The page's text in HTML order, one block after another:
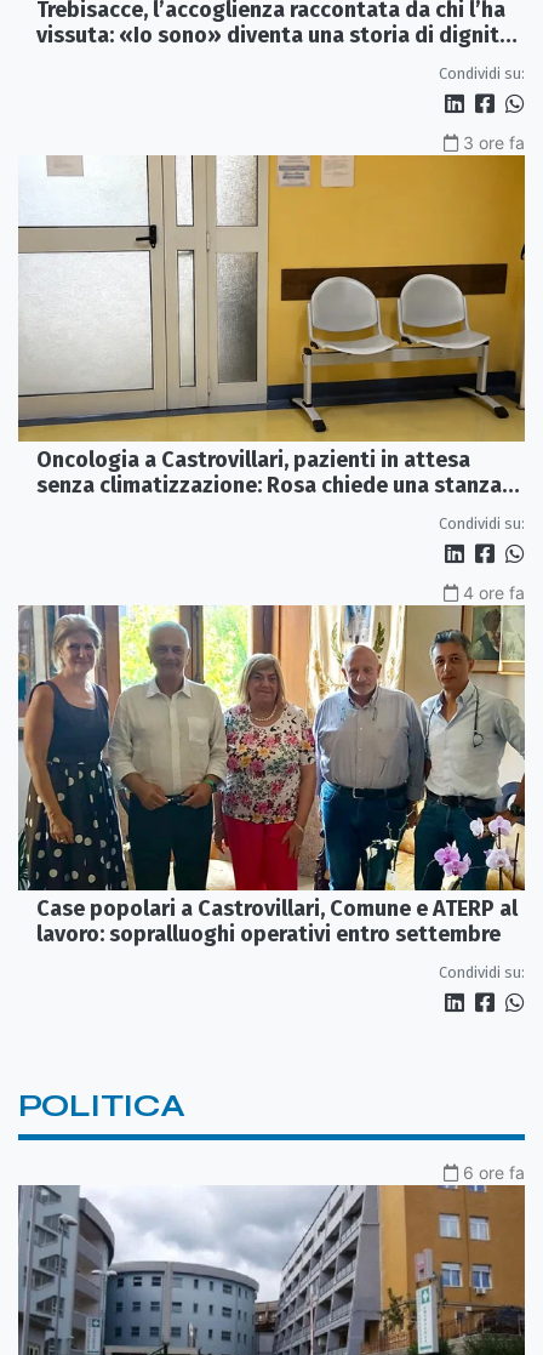
Trebisacce, l’accoglienza raccontata da chi l’ha
vissuta: «Io sono» diventa una storia di dignità
Condividi su:
3 ore fa
Oncologia a Castrovillari, pazienti in attesa
senza climatizzazione: Rosa chiede una stanza
Condividi su:
4 ore fa
Case popolari a Castrovillari, Comune e ATERP al
lavoro: sopralluoghi operativi entro settembre
Condividi su:
POLITICA
6 ore fa